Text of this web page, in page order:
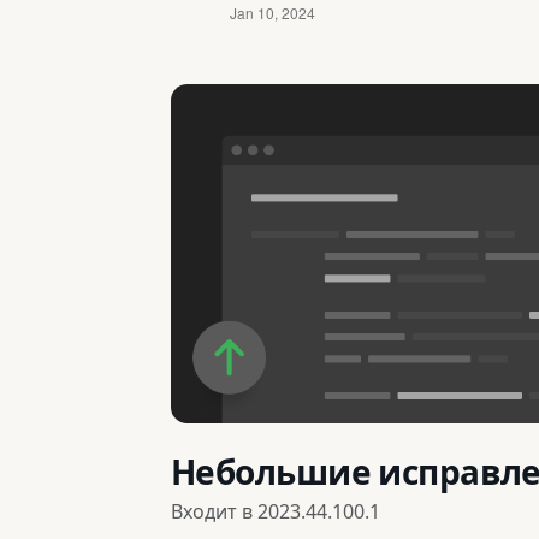
Небольшие
Входит в2023.44.100.1